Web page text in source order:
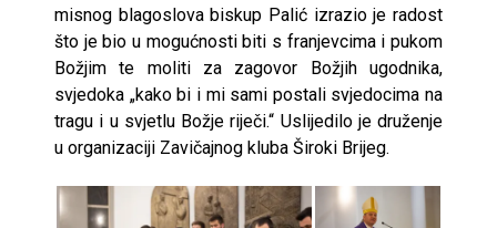
misnog blagoslova biskup Palić izrazio je radost
što je bio u mogućnosti biti s franjevcima i pukom
Božjim te moliti za zagovor Božjih ugodnika,
svjedoka „kako bi i mi sami postali svjedocima na
tragu i u svjetlu Božje riječi.“ Uslijedilo je druženje
u organizaciji Zavičajnog kluba Široki Brijeg.